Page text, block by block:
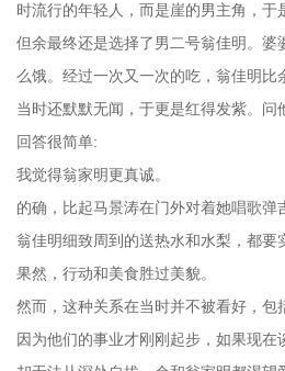
时流行的年轻人，而是崖的男主角，于
但余最终还是选择了男二号翁佳明。婆
么饿。经过一次又一次的吃，翁佳明比
当时还默默无闻，于更是红得发紫。问
回答很简单:
我觉得翁家明更真诚。
的确，比起马景涛在门外对着她唱歌弹
翁佳明细致周到的送热水和水梨，都要
果然，行动和美食胜过美貌。
然而，这种关系在当时并不被看好，包
因为他们的事业才刚刚起步，如果现在